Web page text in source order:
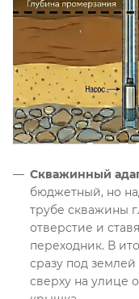
Скважинный
бюджетный, но
трубе скважины
отверстие и
переходник. В
сразу под
сверху на улице